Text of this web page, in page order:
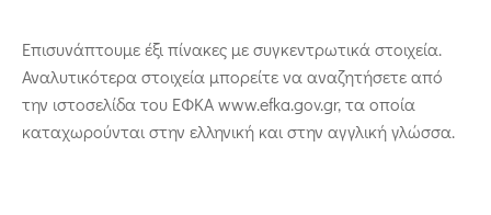
Επισυνάπτουμε έξι πίνακες με συγκεντρωτικά στοιχεία.
Αναλυτικότερα στοιχεία μπορείτε να αναζητήσετε από
την ιστοσελίδα του ΕΦΚΑ www.efka.gov.gr, τα οποία
καταχωρούνται στην ελληνική και στην αγγλική γλώσσα.